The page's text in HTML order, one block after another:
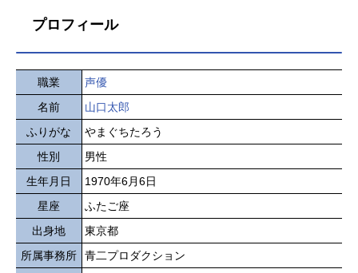
プロフィール
職業
声優
名前
山口太郎
ふりがな
やまぐちたろう
性別
男性
生年月日
1970年6月6日
星座
ふたご座
出身地
東京都
所属事務所
青二プロダクション